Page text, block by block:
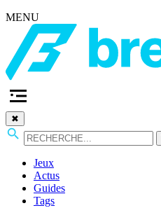
MENU
✖
Jeux
Actus
Guides
Tags